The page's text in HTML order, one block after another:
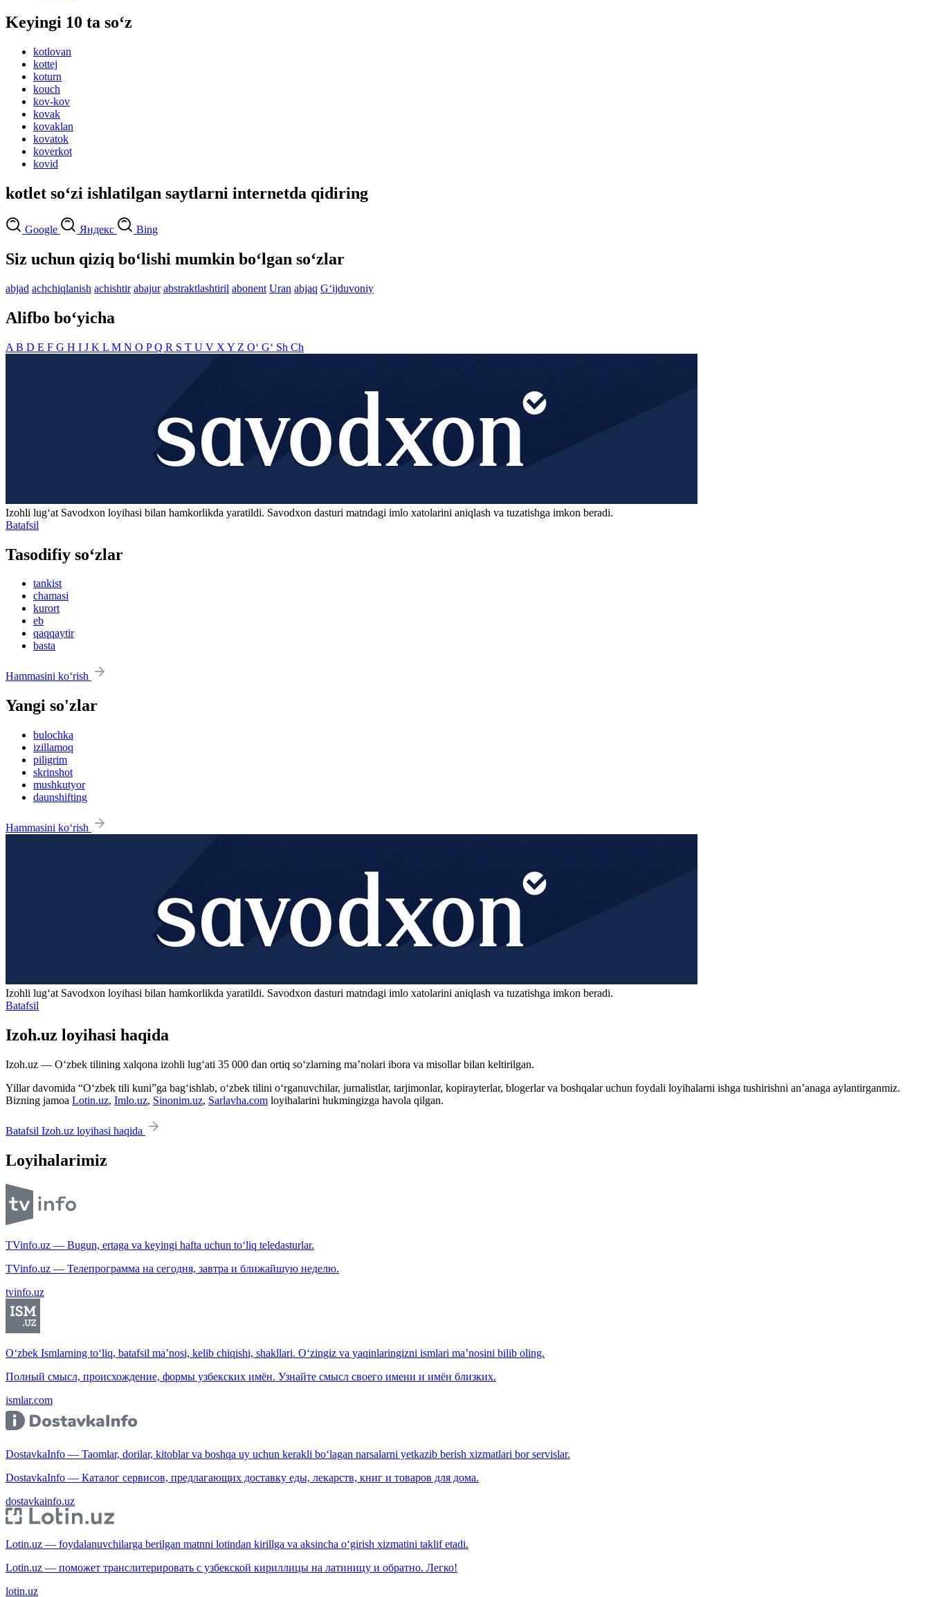
Keyingi 10 ta so‘z
kotlovan
kottej
koturn
kouch
kov-kov
kovak
kovaklan
kovatok
koverkot
kovid
kotlet so‘zi ishlatilgan saytlarni internetda qidiring
Google Яндекс Bing
Siz uchun qiziq bo‘lishi mumkin bo‘lgan so‘zlar
abjad achchiqlanish achishtir abajur abstraktlashtiril abonent Uran abjaq G‘ijduvoniy
Alifbo bo‘yicha
A B D E F G H I J K L M N O PQ R S T U V X Y Z O‘ G‘ Sh Ch
Izohli lugʻat Savodxon loyihasi bilan hamkorlikda yaratildi. Savodxon dasturi matndagi imlo xatolarini aniqlash va tuzatishga imkon beradi.
Batafsil
Tasodifiy so‘zlar
tankist
chamasi
kurort
eb
qaqqaytir
basta
Hammasini ko‘rish
Yangi so'zlar
bulochka
izillamoq
piligrim
skrinshot
mushkutyor
daunshifting
Hammasini ko‘rish
Izohli lugʻat Savodxon loyihasi bilan hamkorlikda yaratildi. Savodxon dasturi matndagi imlo xatolarini aniqlash va tuzatishga imkon beradi.
Batafsil
Izoh.uz loyihasi haqida
Izoh.uz — O‘zbek tilining xalqona izohli lug‘ati 35 000 dan ortiq so‘zlarning ma’nolari ibora va misollar bilan keltirilgan.
Yillar davomida “O‘zbek tili kuni”ga bag‘ishlab, o‘zbek tilini o‘rganuvchilar, jurnalistlar, tarjimonlar, kopirayterlar, blogerlar va boshqalar uchun foydali loyihalarni ishga tushirishni an’anaga aylantirganmiz.
Bizning jamoa Lotin.uz, Imlo.uz, Sinonim.uz, Sarlavha.com loyihalarini hukmingizga havola qilgan.
Batafsil Izoh.uz loyihasi haqida
Loyihalarimiz
TVinfo.uz — Bugun, ertaga va keyingi hafta uchun to‘liq teledasturlar.
TVinfo.uz — Телепрограмма на сегодня, завтра и ближайшую неделю.
tvinfo.uz
O‘zbek Ismlarning to‘liq, batafsil ma’nosi, kelib chiqishi, shakllari. O‘zingiz va yaqinlaringizni ismlari ma’nosini bilib oling.
Полный смысл, происхождение, формы узбекских имён. Узнайте смысл своего имени и имён близких.
ismlar.com
DostavkaInfo — Taomlar, dorilar, kitoblar va boshqa uy uchun kerakli bo‘lagan narsalarni yetkazib berish xizmatlari bor servislar.
DostavkaInfo — Каталог сервисов, предлагающих доставку еды, лекарств, книг и товаров для дома.
dostavkainfo.uz
Lotin.uz — foydalanuvchilarga berilgan matnni lotindan kirillga va aksincha o‘girish xizmatini taklif etadi.
Lotin.uz — поможет транслитерировать с узбекской кириллицы на латиницу и обратно. Легко!
lotin.uz